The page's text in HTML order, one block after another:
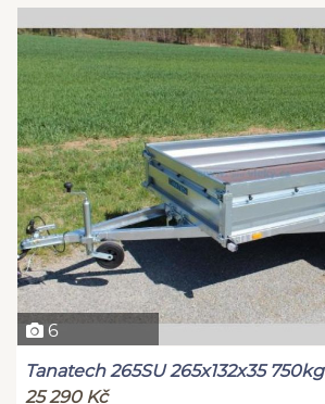
6
Tanatech 265SU 265x132x35 750kg
25 290 Kč